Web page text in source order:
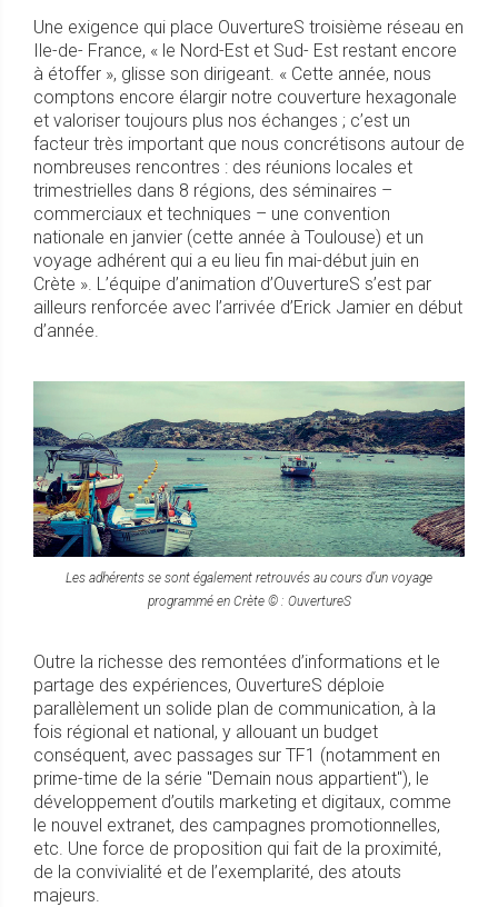
Une exigence qui place OuvertureS troisième réseau en
Ile-de- France, « le Nord-Est et Sud- Est restant encore
à étoffer », glisse son dirigeant. « Cette année, nous
comptons encore élargir notre couverture hexagonale
et valoriser toujours plus nos échanges ; c’est un
facteur très important que nous concrétisons autour de
nombreuses rencontres : des réunions locales et
trimestrielles dans 8 régions, des séminaires –
commerciaux et techniques – une convention
nationale en janvier (cette année à Toulouse) et un
voyage adhérent qui a eu lieu fin mai-début juin en
Crète ». L’équipe d’animation d’OuvertureS s’est par
ailleurs renforcée avec l’arrivée d’Erick Jamier en début
d’année.
Les adhérents se sont également retrouvés au cours d’un voyage
programmé en Crète © : OuvertureS
Outre la richesse des remontées d’informations et le
partage des expériences, OuvertureS déploie
parallèlement un solide plan de communication, à la
fois régional et national, y allouant un budget
conséquent, avec passages sur TF1 (notamment en
prime-time de la série "Demain nous appartient"), le
développement d’outils marketing et digitaux, comme
le nouvel extranet, des campagnes promotionnelles,
etc. Une force de proposition qui fait de la proximité,
de la convivialité et de l’exemplarité, des atouts
majeurs.